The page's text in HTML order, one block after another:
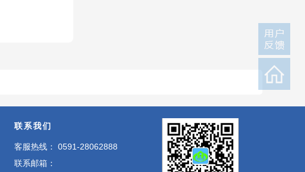
联系我们
客服热线： 0591-28062888
联系邮箱：